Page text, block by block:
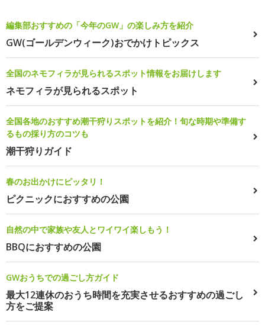
編集部おすすめの「今年のGW」の楽しみ方を紹介
GW(ゴールデンウィーク)おでかけトピックス
全国のネモフィラが見られるスポット情報をお届けします
ネモフィラが見られるスポット
全国各地のおすすめ潮干狩りスポットを紹介！旬な時期や準備す
るもの採り方のコツも
潮干狩りガイド
春のお出かけにピッタリ！
ピクニックにおすすめの公園
自然の中で家族や友人とワイワイ楽しもう！
BBQにおすすめの公園
GWおうちでの過ごし方ガイド
最大12連休のおうち時間を充実させるおすすめの過ごし
方をご提案